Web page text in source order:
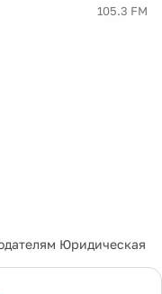
105.3 FM
Юридическая